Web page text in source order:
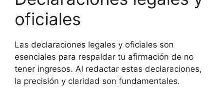
oficiales
Las declaraciones legales y oficiales son
esenciales para respaldar tu afirmación de no
tener ingresos. Al redactar estas declaraciones,
la precisión y claridad son fundamentales.